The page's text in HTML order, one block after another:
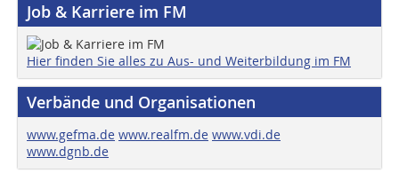
Job & Karriere im FM
Hier finden Sie alles zu Aus- und Weiterbildung im FM
Verbände und Organisationen
www.gefma.de www.realfm.de www.vdi.de
www.dgnb.de